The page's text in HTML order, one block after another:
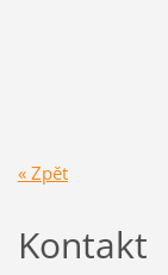
« Zpět
Kontakt